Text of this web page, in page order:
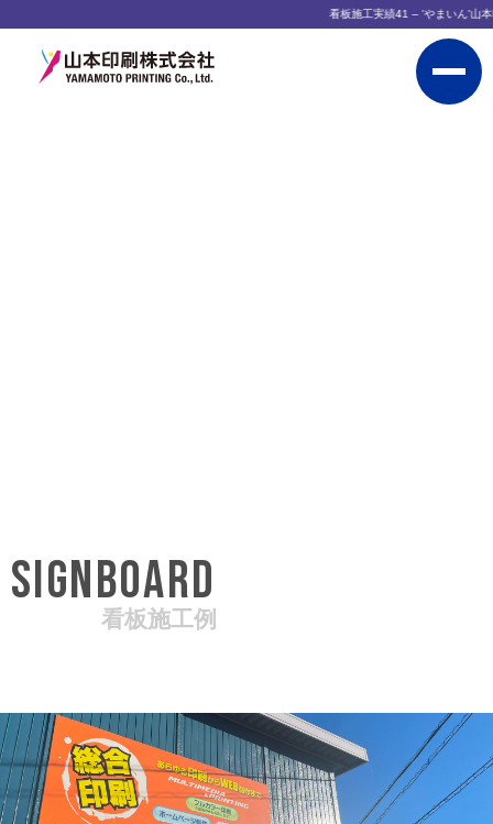
看板施工実績41 – 'やまいん'山本
SIGNBOARD
看板施工例